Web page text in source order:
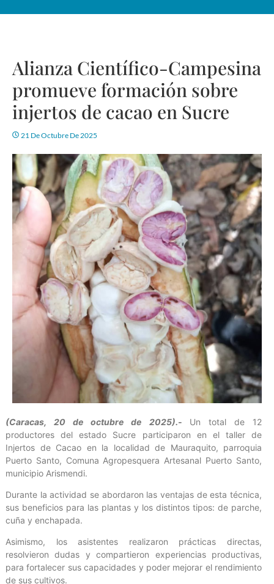
Alianza Científico-Campesina
promueve formación sobre
injertos de cacao en Sucre
21 De Octubre De 2025
(Caracas, 20 de octubre de 2025).- Un total de 12
productores del estado Sucre participaron en el taller de
Injertos de Cacao en la localidad de Mauraquito, parroquia
Puerto Santo, Comuna Agropesquera Artesanal Puerto Santo,
municipio Arismendi.
Durante la actividad se abordaron las ventajas de esta técnica,
sus beneficios para las plantas y los distintos tipos: de parche,
cuña y enchapada.
Asimismo, los asistentes realizaron prácticas directas,
resolvieron dudas y compartieron experiencias productivas,
para fortalecer sus capacidades y poder mejorar el rendimiento
de sus cultivos.